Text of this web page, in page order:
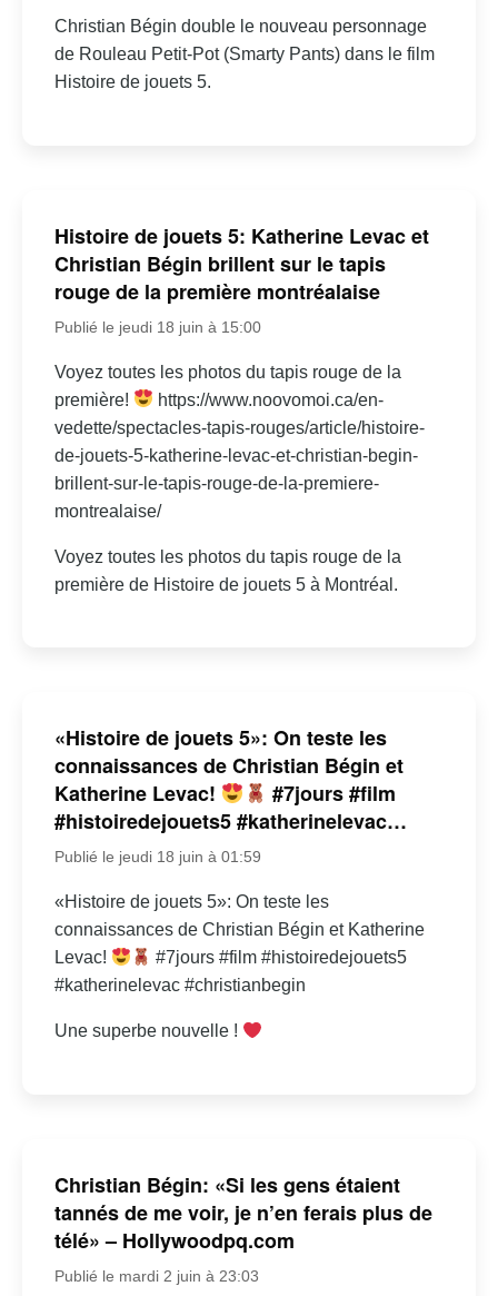
Christian Bégin double le nouveau personnage
de Rouleau Petit-Pot (Smarty Pants) dans le film
Histoire de jouets 5.
Histoire de jouets 5: Katherine Levac et
Christian Bégin brillent sur le tapis
rouge de la première montréalaise
Publié le jeudi 18 juin à 15:00
Voyez toutes les photos du tapis rouge de la
première!
https://www.noovomoi.ca/en-
vedette/spectacles-tapis-rouges/article/histoire-
de-jouets-5-katherine-levac-et-christian-begin-
brillent-sur-le-tapis-rouge-de-la-premiere-
montrealaise/
Voyez toutes les photos du tapis rouge de la
première de Histoire de jouets 5 à Montréal.
«Histoire de jouets 5»: On teste les
connaissances de Christian Bégin et
Katherine Levac!
#7jours #film
#histoiredejouets5 #katherinelevac…
Publié le jeudi 18 juin à 01:59
«Histoire de jouets 5»: On teste les
connaissances de Christian Bégin et Katherine
Levac!
#7jours #film #histoiredejouets5
#katherinelevac #christianbegin
Une superbe nouvelle !
Christian Bégin: «Si les gens étaient
tannés de me voir, je n’en ferais plus de
télé» – Hollywoodpq.com
Publié le mardi 2 juin à 23:03